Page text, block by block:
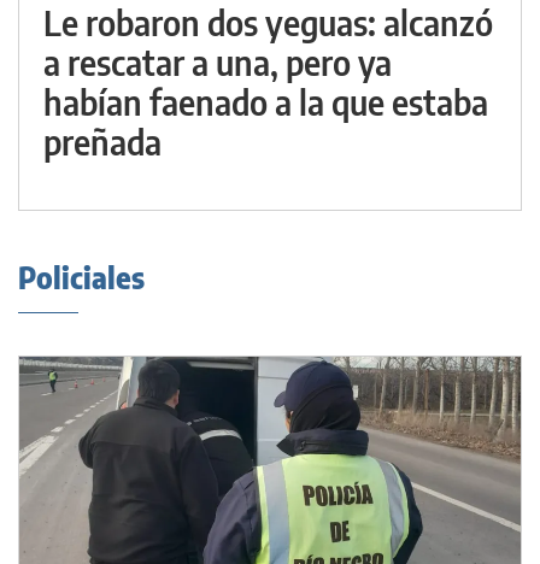
Le robaron dos yeguas: alcanzó
a rescatar a una, pero ya
habían faenado a la que estaba
preñada
Policiales